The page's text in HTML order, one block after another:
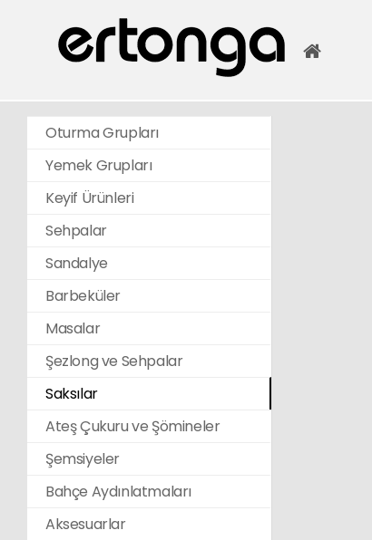
Oturma Grupları
Yemek Grupları
Keyif Ürünleri
Sehpalar
Sandalye
Barbeküler
Masalar
Şezlong ve Sehpalar
Saksılar
Ateş Çukuru ve Şömineler
Şemsiyeler
Bahçe Aydınlatmaları
Aksesuarlar